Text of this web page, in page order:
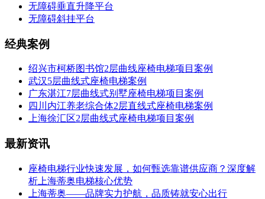
无障碍垂直升降平台
无障碍斜挂平台
经典案例
绍兴市柯桥图书馆2层曲线座椅电梯项目案例
武汉5层曲线式座椅电梯案例
广东湛江7层曲线式别墅座椅电梯项目案例
四川内江养老综合体2层直线式座椅电梯案例
上海徐汇区2层曲线式座椅电梯项目案例
最新资讯
座椅电梯行业快速发展，如何甄选靠谱供应商？深度解
析上海蒂奥电梯核心优势
上海蒂奥——品牌实力护航，品质铸就安心出行